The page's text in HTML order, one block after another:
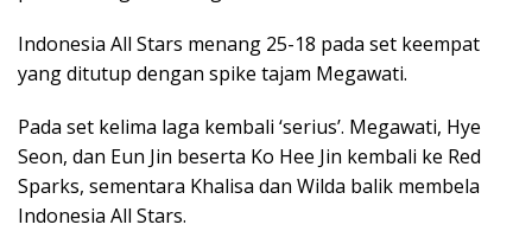
Indonesia All Stars menang 25-18 pada set keempat
yang ditutup dengan spike tajam Megawati.
Pada set kelima laga kembali ‘serius’. Megawati, Hye
Seon, dan Eun Jin beserta Ko Hee Jin kembali ke Red
Sparks, sementara Khalisa dan Wilda balik membela
Indonesia All Stars.